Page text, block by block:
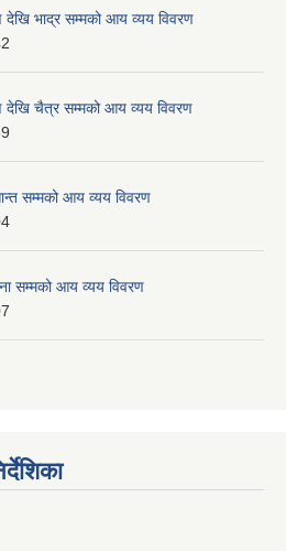
भाद्र सम्मको आय व्यय विवरण
चैत्र सम्मको आय व्यय विवरण
सम्मको आय व्यय विवरण
सम्मको आय व्यय विवरण